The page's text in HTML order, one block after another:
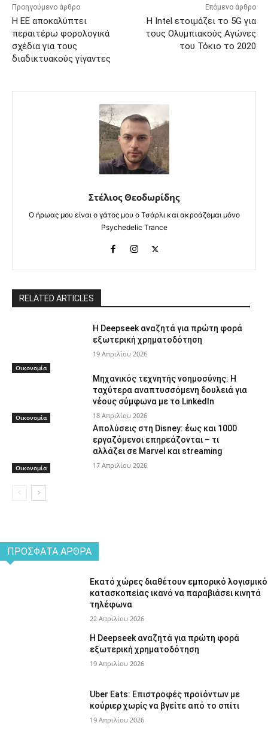
Προηγούμενο άρθρο
Η ΕΕ αποκαλύπτει
περαιτέρω φορολογικά
σχέδια για τους
διαδικτυακούς γίγαντες
Επόμενο άρθρο
Η Intel ετοιμάζει το 5G για
τους Ολυμπιακούς Αγώνες
του Τόκιο το 2020
Στέλιος Θεοδωρίδης
Ο ήρωας μου είναι ο γάτος μου ο Τσάρλι και ακροάζομαι μόνο
Psychedelic Trance
RELATED ARTICLES
Οικονομία
Η Deepseek αναζητά για πρώτη φορά
εξωτερική χρηματοδότηση
19 Απριλίου 2026
Οικονομία
Μηχανικός τεχνητής νοημοσύνης: Η
ταχύτερα αναπτυσσόμενη δουλειά για
νέους σύμφωνα με το LinkedIn
18 Απριλίου 2026
Οικονομία
Απολύσεις στη Disney: έως και 1000
εργαζόμενοι επηρεάζονται – τι
αλλάζει σε Marvel και streaming
17 Απριλίου 2026
ΠΡΌΣΦΑΤΑ ΆΡΘΡΑ
Εκατό χώρες διαθέτουν εμπορικό λογισμικό
κατασκοπείας ικανό να παραβιάσει κινητά
τηλέφωνα
22 Απριλίου 2026
Η Deepseek αναζητά για πρώτη φορά
εξωτερική χρηματοδότηση
19 Απριλίου 2026
Uber Eats: Επιστροφές προϊόντων με
κούριερ χωρίς να βγείτε από το σπίτι
19 Απριλίου 2026